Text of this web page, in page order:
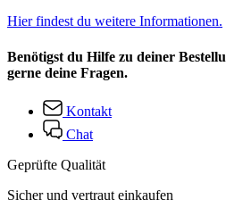
Hier findest du weitere Informationen.
Benötigst du Hilfe zu deiner
gerne deine Fragen.
Kontakt
Chat
Geprüfte Qualität
Sicher und vertraut einkaufen